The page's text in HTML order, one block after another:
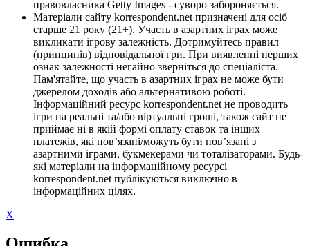
правовласника Getty Images - суворо забороняється.
Матеріали сайту korrespondent.net призначені для осіб
старше 21 року (21+). Участь в азартних іграх може
викликати ігрову залежність. Дотримуйтесь правил
(принципів) відповідальної гри. При виявленні перших
ознак залежності негайно зверніться до спеціаліста.
Пам'ятайте, що участь в азартних іграх не може бути
джерелом доходів або альтернативою роботі.
Інформаційний ресурс korrespondent.net не проводить
ігри на реальні та/або віртуальні гроші, також сайт не
приймає ні в якій формі оплату ставок та інших
платежів, які пов’язані/можуть бути пов’язані з
азартними іграми, букмекерами чи тоталізаторами. Будь-
які матеріали на інформаційному ресурсі
korrespondent.net публікуються виключно в
інформаційних цілях.
X